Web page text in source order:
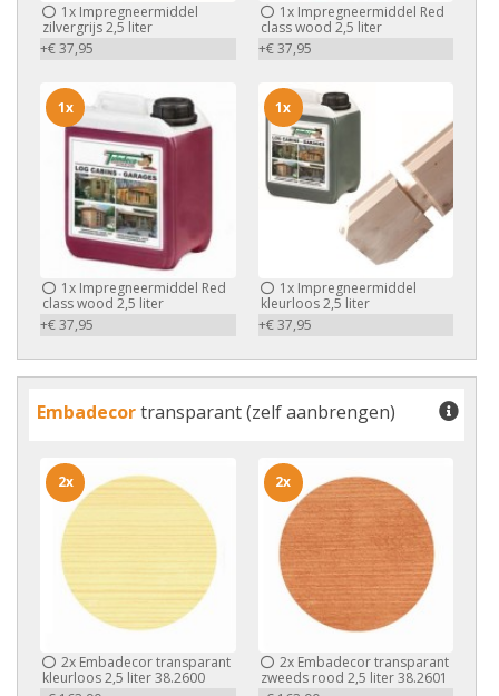
1x Impregneermiddel
zilvergrijs 2,5 liter
+€ 37,95
1xImpregneermiddel Red
class wood 2,5 liter
+€ 37,95
1x Impregneermiddel Red
class wood 2,5 liter
+€ 37,95
1x
1xImpregneermiddel
kleurloos 2,5 liter
+€ 37,95
1x
Embadecortransparant (zelf aanbrengen)
2x Embadecor transparant
kleurloos 2,5 liter 38.2600
2x
2xEmbadecor transparant
zweeds rood 2,5 liter 38.2601
2x